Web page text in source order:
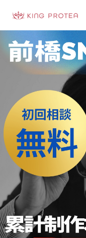
会社概要
特定商取引法の表示
プライバシーポリシー
利用規約
お問い合わせフォーム
お客様の声
動画制作事例
ブログ